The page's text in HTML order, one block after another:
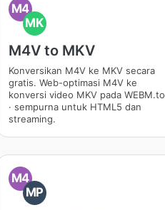
M4
MK
M4V to MKV
Konversikan M4V ke MKV secara
gratis. Web-optimasi M4V ke
konversi video MKV pada WEBM.to
· sempurna untuk HTML5 dan
streaming.
M4
MP